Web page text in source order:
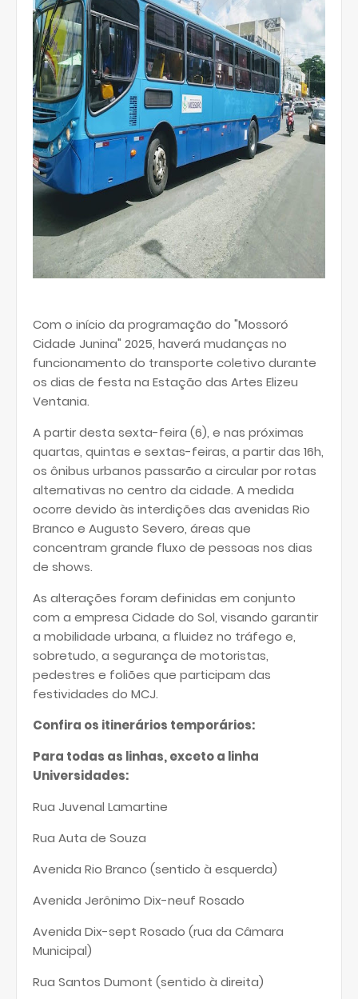
Com o início da programação do "Mossoró
Cidade Junina" 2025, haverá mudanças no
funcionamento do transporte coletivo durante
os dias de festa na Estação das Artes Elizeu
Ventania.
A partir desta sexta-feira (6), e nas próximas
quartas, quintas e sextas-feiras, a partir das 16h,
os ônibus urbanos passarão a circular por rotas
alternativas no centro da cidade. A medida
ocorre devido às interdições das avenidas Rio
Branco e Augusto Severo, áreas que
concentram grande fluxo de pessoas nos dias
de shows.
As alterações foram definidas em conjunto
com a empresa Cidade do Sol, visando garantir
a mobilidade urbana, a fluidez no tráfego e,
sobretudo, a segurança de motoristas,
pedestres e foliões que participam das
festividades do MCJ.
Confira os itinerários temporários:
Para todas as linhas, exceto a linha
Universidades:
Rua Juvenal Lamartine
Rua Auta de Souza
Avenida Rio Branco (sentido à esquerda)
Avenida Jerônimo Dix-neuf Rosado
Avenida Dix-sept Rosado (rua da Câmara
Municipal)
Rua Santos Dumont (sentido à direita)